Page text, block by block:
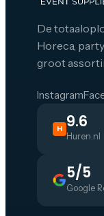
De
Horeca,
groot
Instagram
H 9.6
Huren.nl
5/5
Google